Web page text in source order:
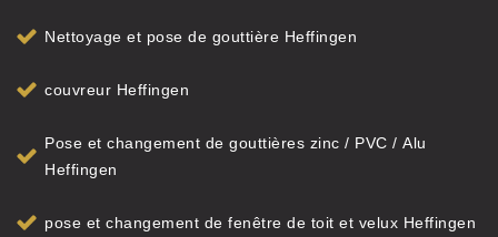
Nettoyage et pose de gouttière Heffingen
couvreur Heffingen
Pose et changement de gouttières zinc / PVC / Alu
Heffingen
pose et changement de fenêtre de toit et velux Heffingen